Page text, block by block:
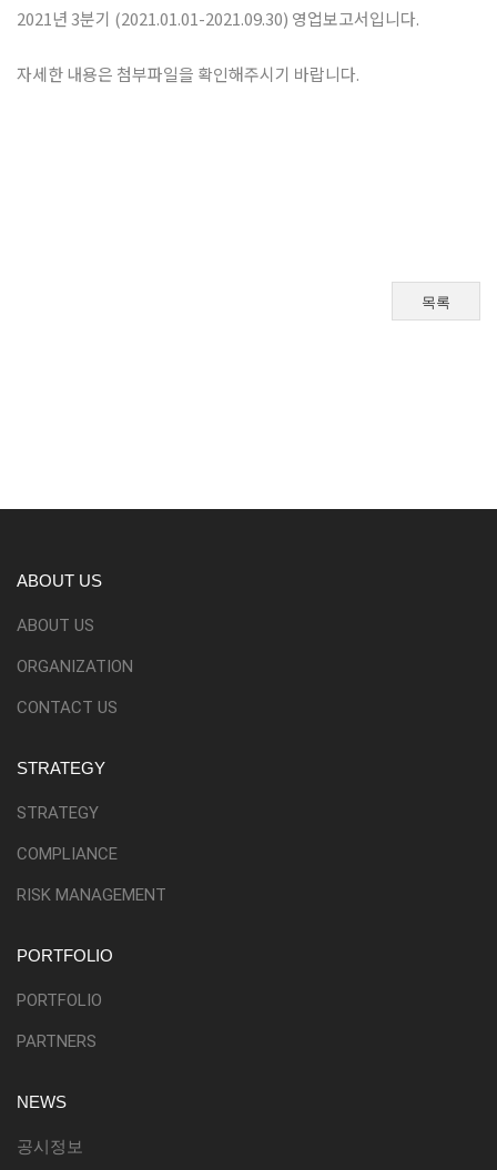
2021년 3분기 (2021.01.01-2021.09.30) 영업보고서입니다.
자세한 내용은 첨부파일을 확인해주시기 바랍니다.
목록
ABOUT US
ABOUT US
ORGANIZATION
CONTACT US
STRATEGY
STRATEGY
COMPLIANCE
RISK MANAGEMENT
PORTFOLIO
PORTFOLIO
PARTNERS
NEWS
공시정보